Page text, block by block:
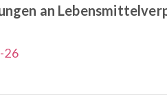
an
26